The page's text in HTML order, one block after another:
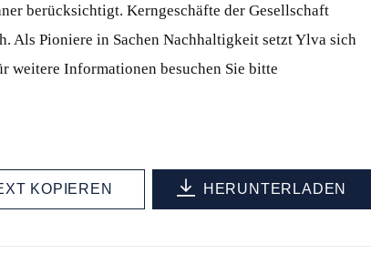
berücksichtigt. Kerngeschäfte der Gesellschaft
Als Pioniere in Sachen Nachhaltigkeit setzt Ylva sich
Informationen besuchen Sie bitte
KOPIEREN HERUNTERLADEN